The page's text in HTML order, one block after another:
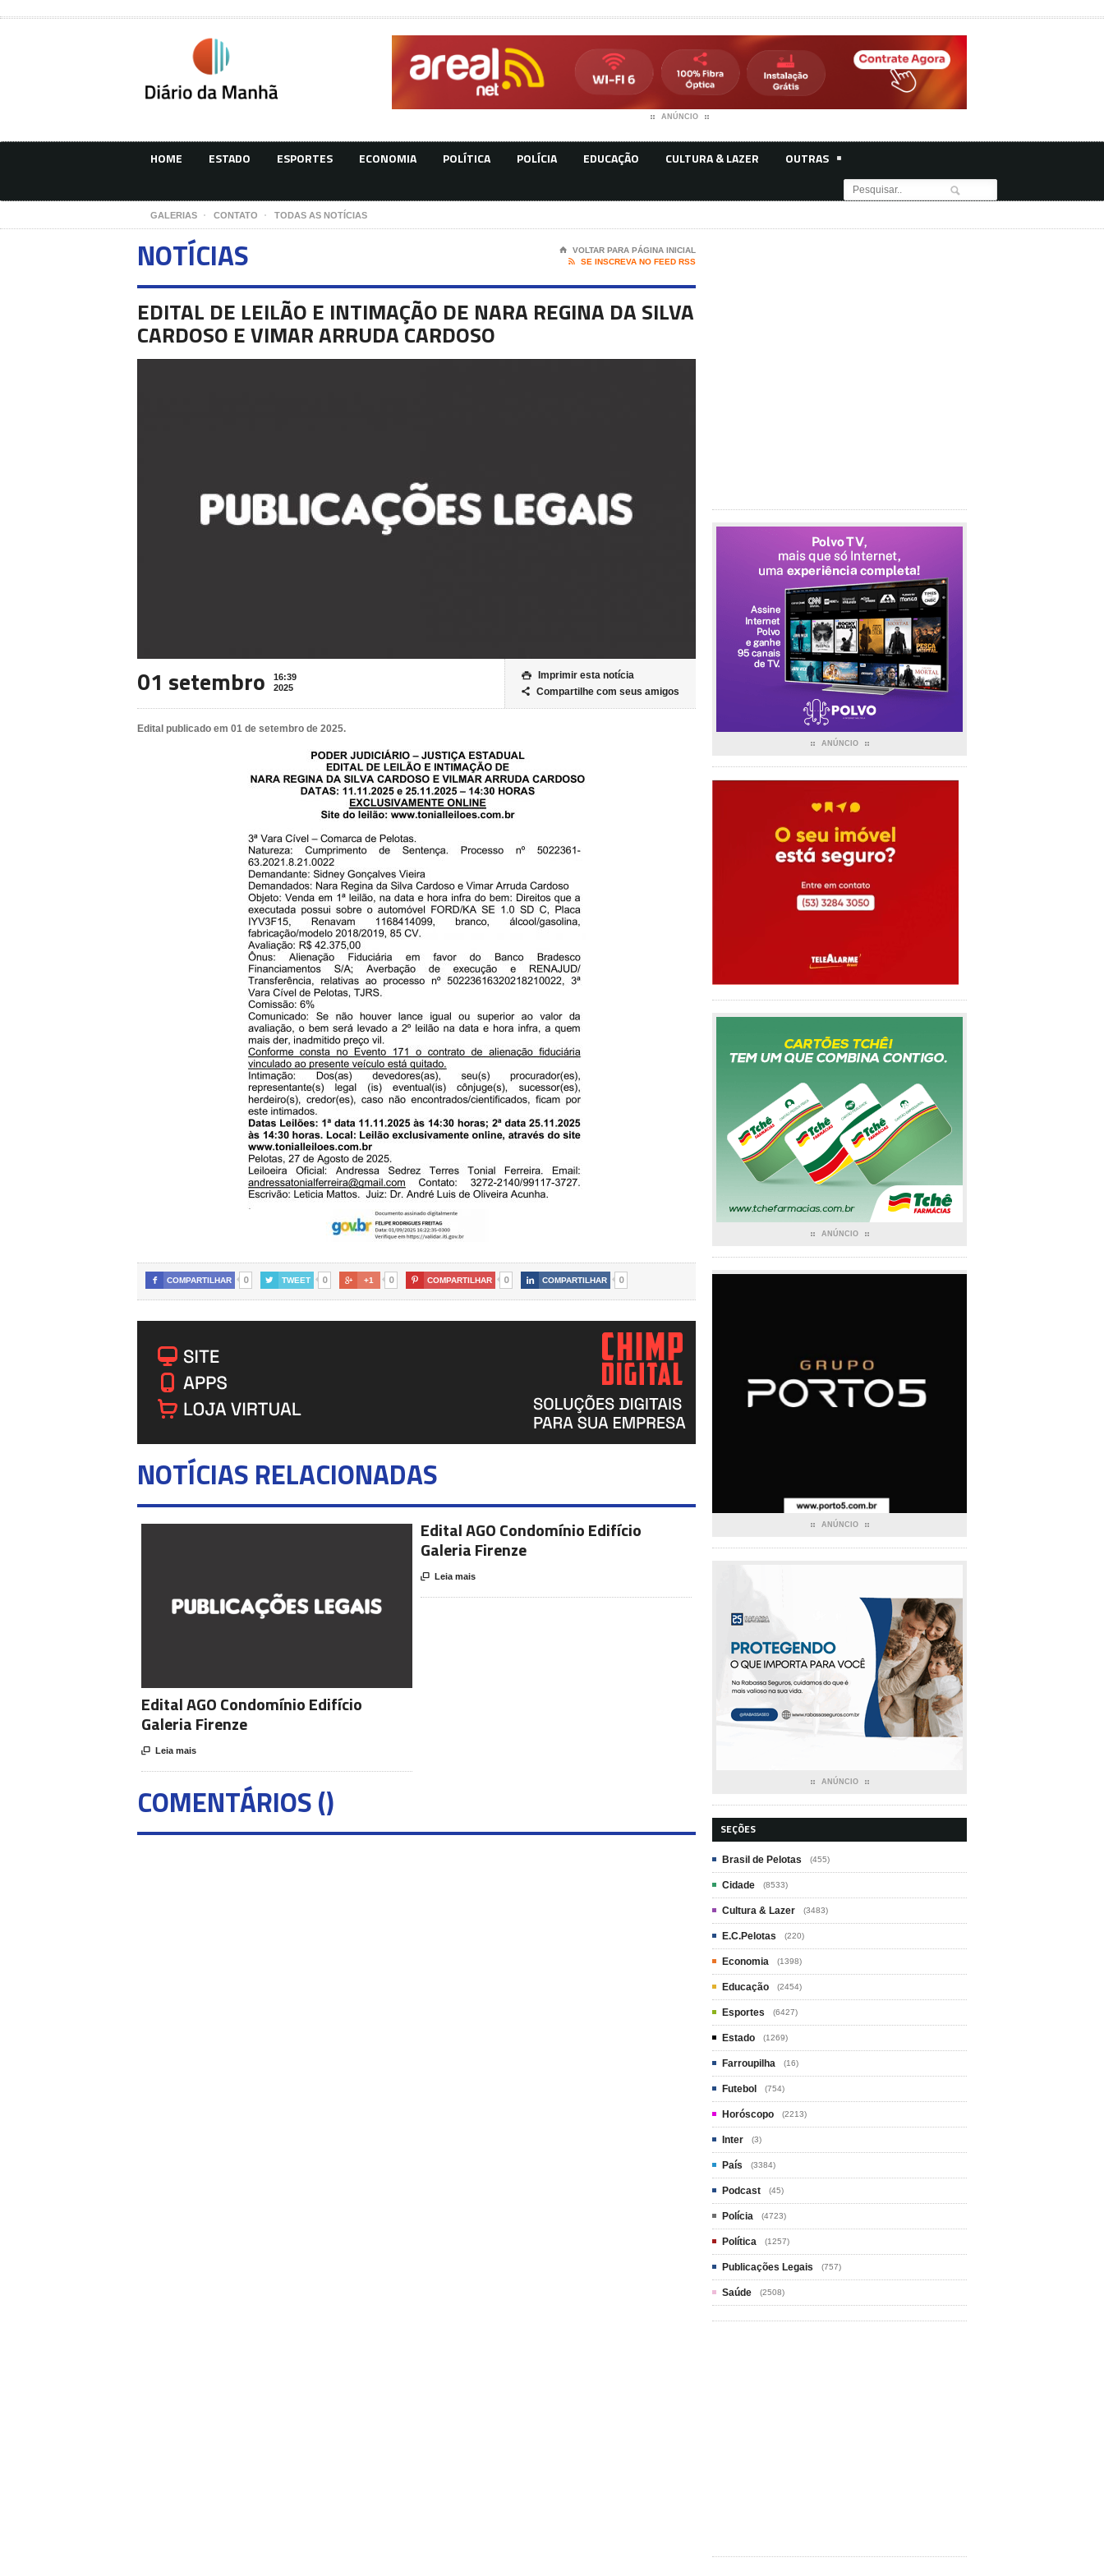
ANÚNCIO
HOME ESTADO ESPORTES ECONOMIA POLÍTICA POLÍCIA EDUCAÇÃO CULTURA & LAZER OUTRAS
GALERIAS CONTATO TODAS AS NOTÍCIAS
NOTÍCIAS ⌂
VOLTAR PARA PÁGINA INICIAL

SE INSCREVA NO FEED RSS
EDITAL DE LEILÃO E INTIMAÇÃO DE NARA REGINA DA SILVA
CARDOSO E VIMAR ARRUDA CARDOSO
01 setembro
16:39
2025
 Imprimir esta notícia
 Compartilhe com seus amigos
Edital publicado em 01 de setembro de 2025.
 COMPARTILHAR 0  TWEET 0  +1 0  COMPARTILHAR 0  COMPARTILHAR 0
NOTÍCIAS RELACIONADAS
Edital AGO Condomínio Edifício
Galeria Firenze
 Leia mais
Edital AGO Condomínio Edifício
Galeria Firenze
 Leia mais
COMENTÁRIOS ()
ANÚNCIO
ANÚNCIO
ANÚNCIO
ANÚNCIO
SEÇÕES
Brasil de Pelotas (455)
Cidade (8533)
Cultura & Lazer (3483)
E.C.Pelotas (220)
Economia (1398)
Educação (2454)
Esportes (6427)
Estado (1269)
Farroupilha (16)
Futebol (754)
Horóscopo (2213)
Inter (3)
País (3384)
Podcast (45)
Polícia (4723)
Política (1257)
Publicações Legais (757)
Saúde (2508)